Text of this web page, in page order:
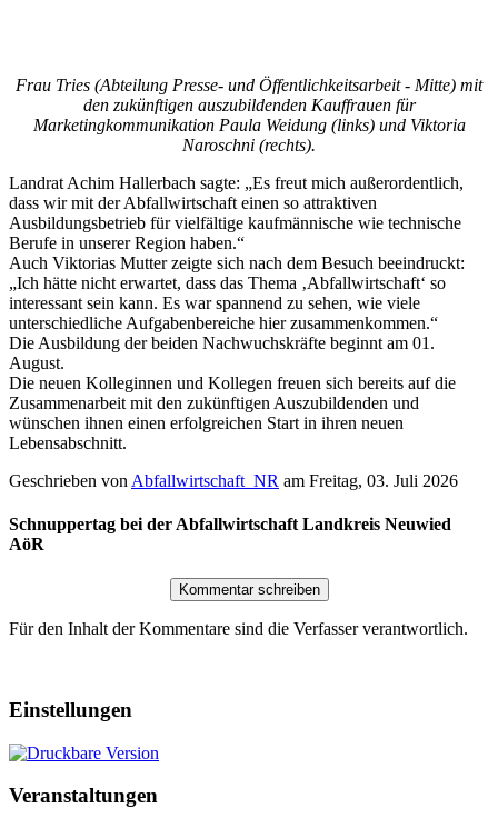
Frau Tries (Abteilung Presse- und Öffentlichkeitsarbeit - Mitte) mit
den zukünftigen auszubildenden Kauffrauen für
Marketingkommunikation Paula Weidung (links) und Viktoria
Naroschni (rechts).
Landrat Achim Hallerbach sagte: „Es freut mich außerordentlich,
dass wir mit der Abfallwirtschaft einen so attraktiven
Ausbildungsbetrieb für vielfältige kaufmännische wie technische
Berufe in unserer Region haben.“
Auch Viktorias Mutter zeigte sich nach dem Besuch beeindruckt:
„Ich hätte nicht erwartet, dass das Thema ‚Abfallwirtschaft‘ so
interessant sein kann. Es war spannend zu sehen, wie viele
unterschiedliche Aufgabenbereiche hier zusammenkommen.“
Die Ausbildung der beiden Nachwuchskräfte beginnt am 01.
August.
Die neuen Kolleginnen und Kollegen freuen sich bereits auf die
Zusammenarbeit mit den zukünftigen Auszubildenden und
wünschen ihnen einen erfolgreichen Start in ihren neuen
Lebensabschnitt.
Geschrieben von Abfallwirtschaft_NR am Freitag, 03. Juli 2026
Schnuppertag bei der Abfallwirtschaft Landkreis Neuwied
AöR
Für den Inhalt der Kommentare sind die Verfasser verantwortlich.
Einstellungen
Veranstaltungen